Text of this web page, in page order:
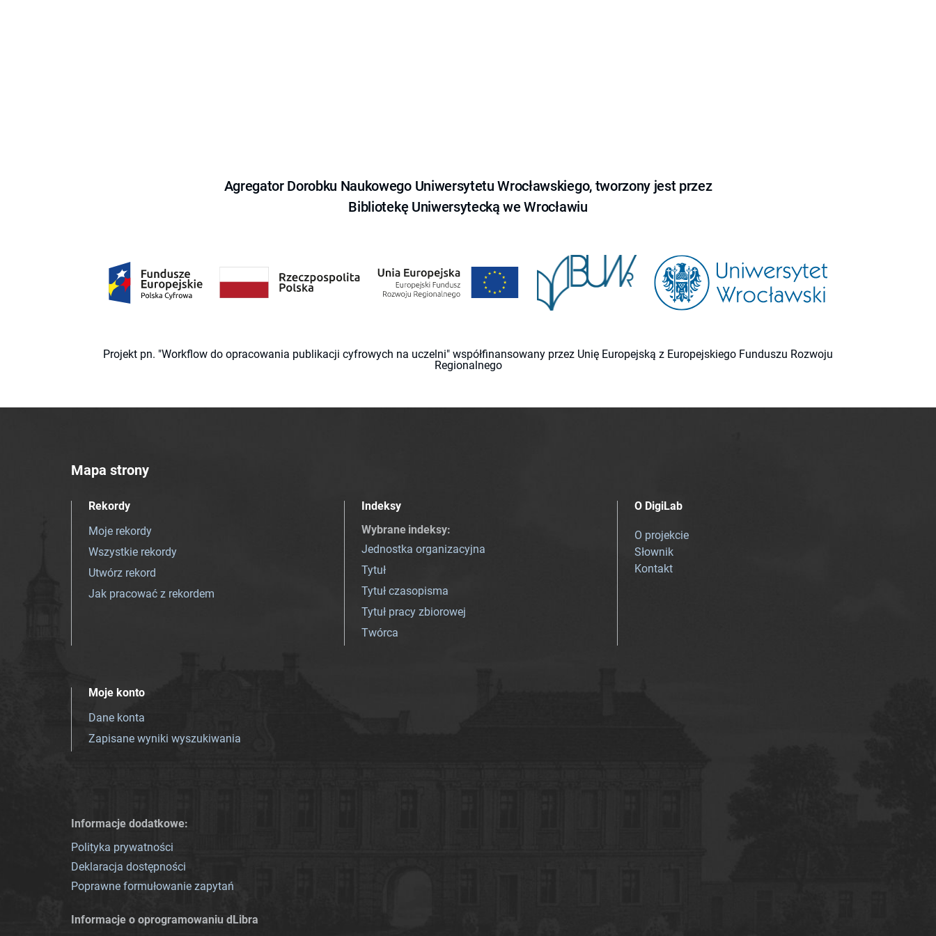
Agregator Dorobku Naukowego Uniwersytetu Wrocławskiego, tworzony jest przez
Bibliotekę Uniwersytecką we Wrocławiu
Projekt pn. "Workflow do opracowania publikacji cyfrowych na uczelni" współfinansowany przez Unię Europejską z Europejskiego Funduszu Rozwoju
Regionalnego
Mapa strony
Rekordy
Moje rekordy
Wszystkie rekordy
Utwórz rekord
Jak pracować z rekordem
Indeksy
Wybrane indeksy:
Jednostka organizacyjna
Tytuł
Tytuł czasopisma
Tytuł pracy zbiorowej
Twórca
O DigiLab
O projekcie
Słownik
Kontakt
Moje konto
Dane konta
Zapisane wyniki wyszukiwania
Informacje dodatkowe:
Polityka prywatności
Deklaracja dostępności
Poprawne formułowanie zapytań
Informacje o oprogramowaniu dLibra